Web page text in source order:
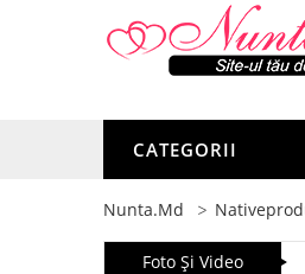
CATEGORII
Nunta.md
Foto Şi Video